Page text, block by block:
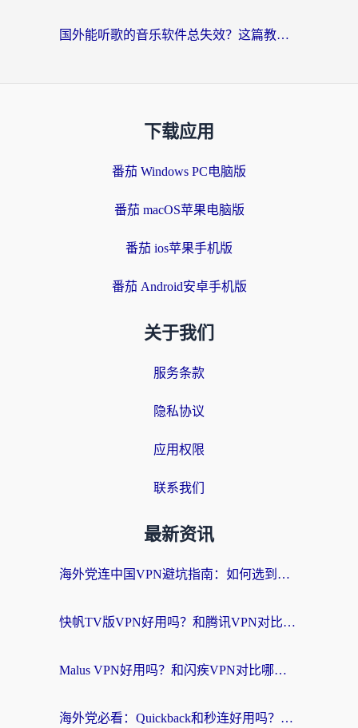
国外能听歌的音乐软件总失效？这篇教你怎么在海外流畅听网易云
下载应用
番茄 Windows PC电脑版
番茄 macOS苹果电脑版
番茄 ios苹果手机版
番茄 Android安卓手机版
关于我们
服务条款
隐私协议
应用权限
联系我们
最新资讯
海外党连中国VPN避坑指南：如何选到真正能无缝刷国内资源的加速器？
快帆TV版VPN好用吗？和腾讯VPN对比哪个回国效果更好？海外党必看的真实体验指南
Malus VPN好用吗？和闪疾VPN对比哪个回国效果更好？海外华人的实用避坑指南
海外党必看：Quickback和秒连好用吗？3步选对回国加速器，无缝刷国内资源